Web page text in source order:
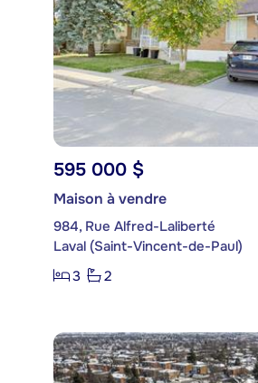
595 000 $
Maison à vendre
984, Rue Alfred-Laliberté
Laval (Saint-Vincent-de-Paul)
3
2